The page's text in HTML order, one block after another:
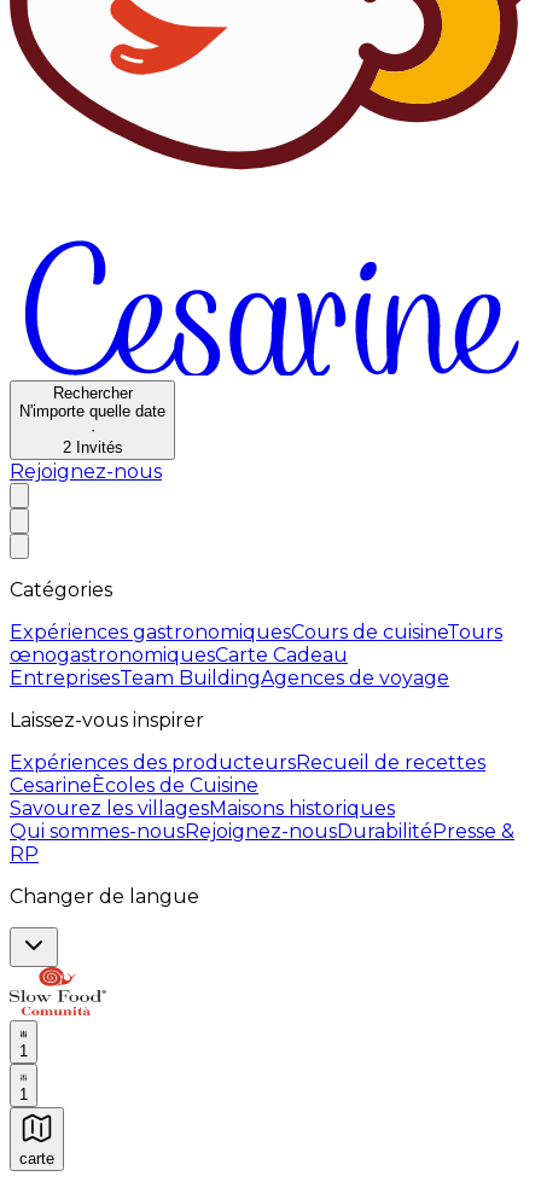
Rechercher
N'importe quelle date
·
2 Invités
Rejoignez-nous
Catégories
Expériences gastronomiquesCours de cuisineTours
œnogastronomiquesCarte Cadeau
EntreprisesTeam BuildingAgences de voyage
Laissez-vous inspirer
Expériences des producteursRecueil de recettes
CesarineÈcoles de Cuisine
Savourez les villagesMaisons historiques
Qui sommes-nousRejoignez-nousDurabilitéPresse &
RP
Changer de langue
1
1
carte